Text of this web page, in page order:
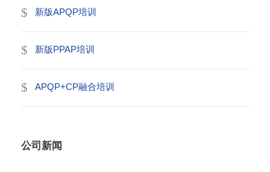
新版APQP培训
新版PPAP培训
APQP+CP融合培训
公司新闻